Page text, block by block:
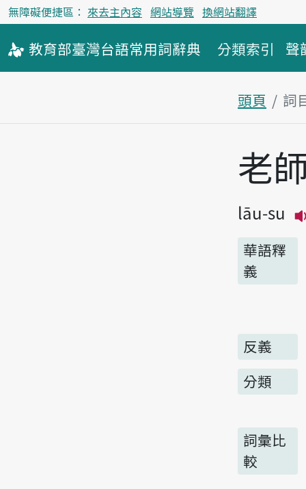
無障礙便捷區： 來去主內容 網站導覽 換網站翻譯
教育部臺灣台語常用詞辭典 分類索引 聲
頭頁 詞
主內容區
老
lāu-su
華語釋
義
反義
分類
詞彙比
較